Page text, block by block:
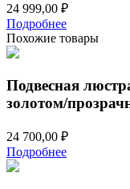
24 999,00 ₽
Подробнее
Похожие товары
Подвесная
золотом/
24 700,00 ₽
Подробнее